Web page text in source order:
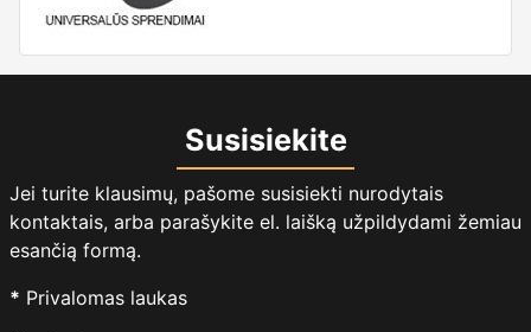
Susisiekite
Jei turite klausimų, pašome susisiekti nurodytais
kontaktais, arba parašykite el. laišką užpildydami žemiau
esančią formą.
* Privalomas laukas